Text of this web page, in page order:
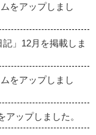
をアップしまし
」12月を掲載しま
をアップしまし
ップしました。